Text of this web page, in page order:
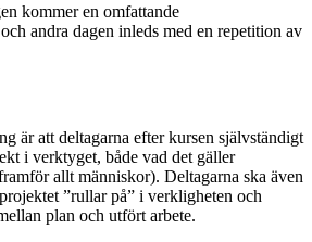
kommer en omfattande
andra dagen inleds med en repetition av
är att deltagarna efter kursen självständigt
i verktyget, både vad det gäller
allt människor). Deltagarna ska även
”rullar på” i verkligheten och
plan och utfört arbete.